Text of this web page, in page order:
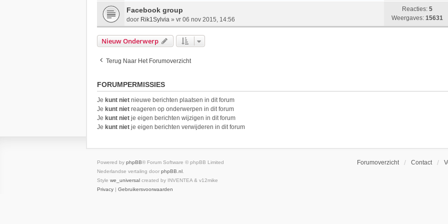
Facebook group
door Rik1Sylvia » vr 06 nov 2015, 14:56
Reacties: 5
Weergaves: 15631
Nieuw Onderwerp
Terug Naar Het Forumoverzicht
FORUMPERMISSIES
Je kunt niet nieuwe berichten plaatsen in dit forum
Je kunt niet reageren op onderwerpen in dit forum
Je kunt niet je eigen berichten wijzigen in dit forum
Je kunt niet je eigen berichten verwijderen in dit forum
Forumoverzicht Contact
Powered by phpBB® Forum Software © phpBB Limited
Nederlandse vertaling door phpBB.nl.
Style we_universal created by INVENTEA & v12mike
Privacy | Gebruikersvoorwaarden